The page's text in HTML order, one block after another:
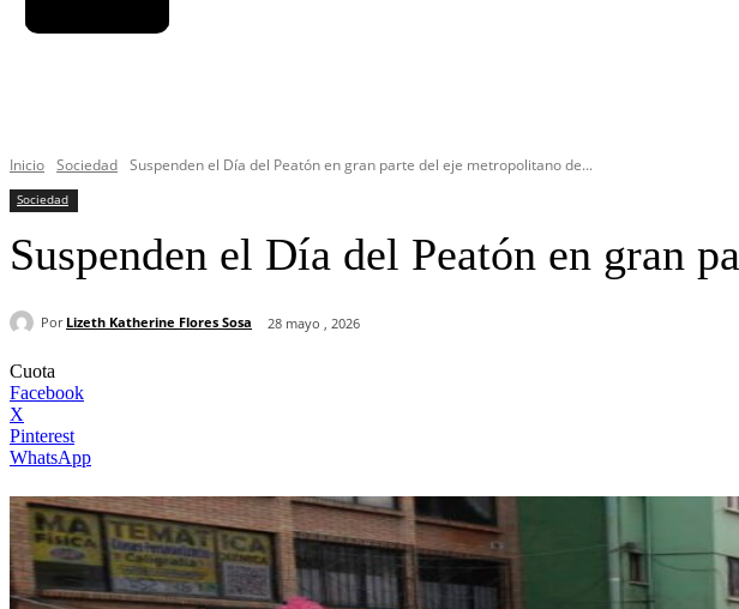
Inicio Sociedad Suspenden el Día del Peatón en gran parte del eje metropolitano de...
Sociedad
Suspenden el Día del Peatón en gran
Por Lizeth Katherine Flores Sosa 28 mayo , 2026
Cuota
Facebook
X
Pinterest
WhatsApp